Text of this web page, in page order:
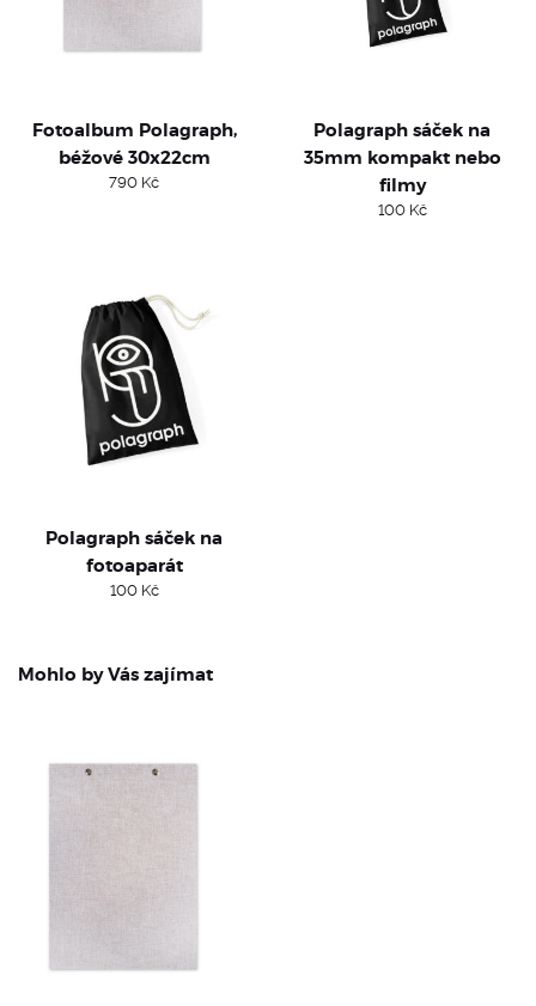
Fotoalbum Polagraph,
béžové 30x22cm
790 Kč
Polagraph sáček na
35mm kompakt nebo
filmy
100 Kč
Polagraph sáček na
fotoaparát
100 Kč
Mohlo by Vás zajímat